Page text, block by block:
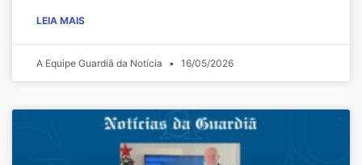
LEIA MAIS
A Equipe Guardiã da Notícia 16/05/2026